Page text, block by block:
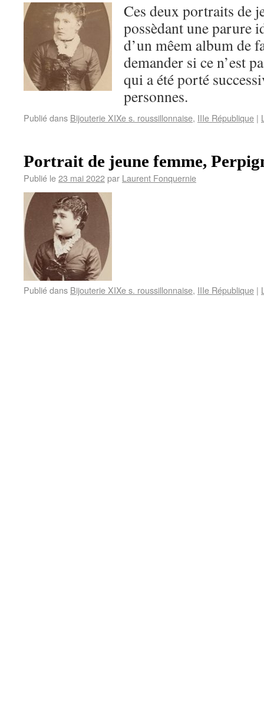
Ces deux portraits de
possèdant une parure
d’un mêem album de
demander si ce n’est
qui a été porté
personnes.
Publié dans Bijouterie XIXe s. roussillonnaise, IIIe République |
Portrait de jeune femme,
Publié le23 mai 2022par Laurent Fonquernie
Publié dans Bijouterie XIXe s. roussillonnaise, IIIe République |